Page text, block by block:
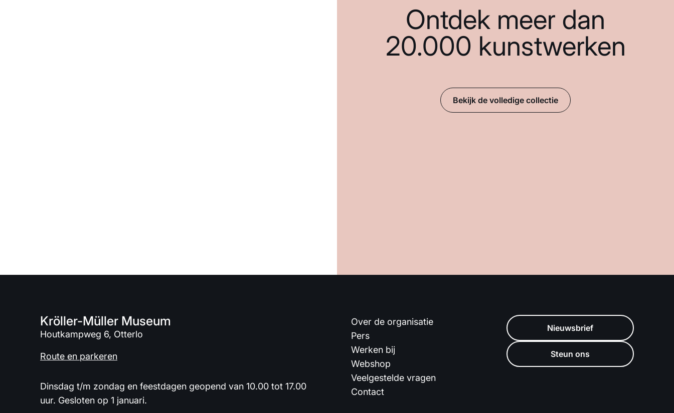
Ontdek meer dan
20.000 kunstwerken
Bekijk de volledige collectie
Kröller-Müller Museum
Houtkampweg 6, Otterlo
Route en parkeren
Dinsdag t/m zondag en feestdagen geopend van 10.00 tot 17.00
uur. Gesloten op 1 januari.
Over de organisatie
Pers
Werken bij
Webshop
Veelgestelde vragen
Contact
Nieuwsbrief
Steun ons